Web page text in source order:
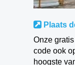
Plaats
Onze
code ook
hoogste